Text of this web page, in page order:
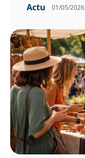
Actu 01/05/2026